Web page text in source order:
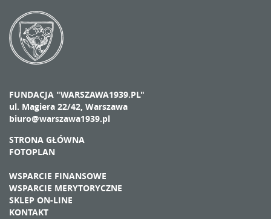
FUNDACJA "WARSZAWA1939.PL"
ul. Magiera 22/42, Warszawa
biuro@warszawa1939.pl
STRONA GŁÓWNA
FOTOPLAN
WSPARCIE FINANSOWE
WSPARCIE MERYTORYCZNE
SKLEP ON-LINE
KONTAKT